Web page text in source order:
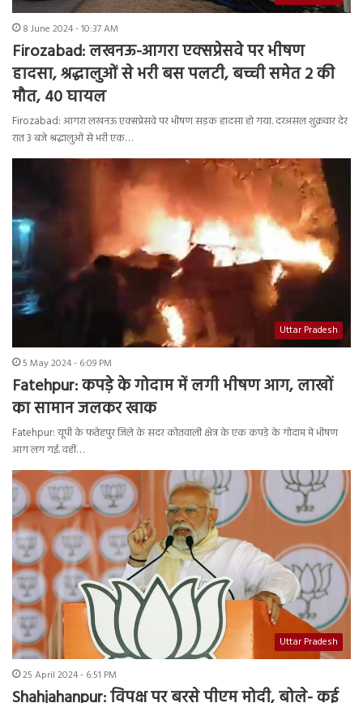
8 June 2024 - 10:37 AM
Firozabad: लखनऊ-आगरा एक्सप्रेसवे पर भीषण
हादसा, श्रद्धालुओं से भरी बस पलटी, बच्ची समेत 2 की
मौत, 40 घायल
Firozabad: आगरा लखनऊ एक्सप्रेसवे पर भीषण सड़क हादसा हो गया. दरअसल शुक्रवार देर
रात 3 बजे श्रद्धालुओं से भरी एक…
Uttar Pradesh
5 May 2024 - 6:09 PM
Fatehpur: कपड़े के गोदाम में लगी भीषण आग, लाखों
का सामान जलकर खाक
Fatehpur: यूपी के फतेहपुर जिले के सदर कोतवाली क्षेत्र के एक कपड़े के गोदाम में भीषण
आग लग गई. वहीं…
Uttar Pradesh
25 April 2024 - 6:51 PM